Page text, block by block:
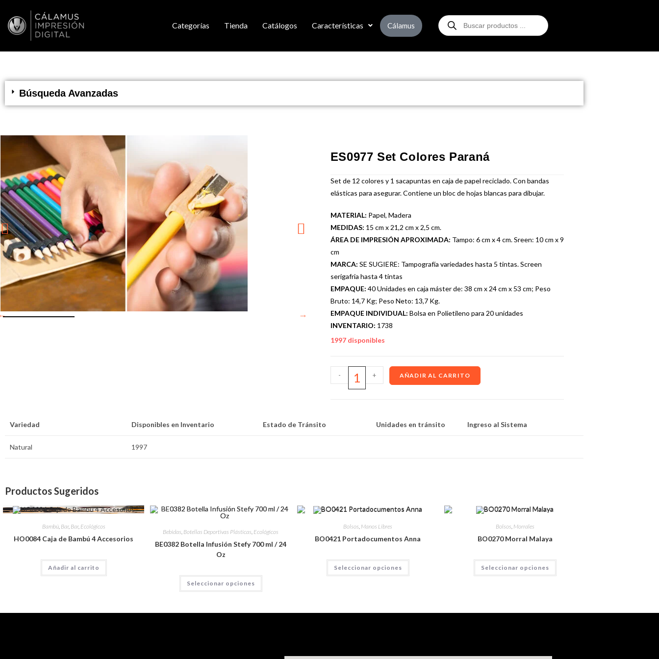
Categorías Tienda Catálogos Características Cálamus
Búsqueda Avanzadas
ES0977 Set Colores Paraná
Set de 12 colores y 1 sacapuntas en caja de papel reciclado. Con bandas
elásticas para asegurar. Contiene un bloc de hojas blancas para dibujar.
MATERIAL: Papel, Madera
MEDIDAS: 15 cm x 21,2 cm x 2,5 cm.
ÁREA DE IMPRESIÓN APROXIMADA: Tampo: 6 cm x 4 cm. Sreen: 10 cm x 9
cm
MARCA: SE SUGIERE: Tampografía variedades hasta 5 tintas. Screen
serigafria hasta 4 tintas
EMPAQUE: 40 Unidades en caja máster de: 38 cm x 24 cm x 53 cm; Peso
Bruto: 14,7 Kg; Peso Neto: 13,7 Kg.
EMPAQUE INDIVIDUAL: Bolsa en Polietileno para 20 unidades
INVENTARIO: 1738
1997 disponibles
- + AÑADIR AL CARRITO
Variedad Disponibles en Inventario Estado de Tránsito Unidades en tránsito Ingreso al Sistema
Natural 1997
Productos Sugeridos
Bambú, Bar, Bar, Ecológicos
HO0084 Caja de Bambú 4 Accesorios
Añadir al carrito
Bebidas, Botellas Deportivas Plásticas, Ecológicos
BE0382 Botella Infusión Stefy 700 ml / 24
Oz
Seleccionar opciones
Bolsos Manos Libres
BO0421 Portadocumentos Anna
Seleccionar opciones
Bolsos Morrales
BO0270 Morral Malaya
Seleccionar opciones